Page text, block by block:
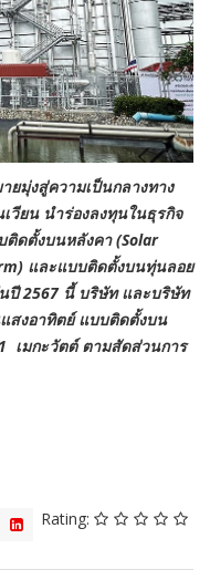
งสู่ความเป็นกลางทาง
วียน นำร่องลงทุนในธุรกิจ
ดตั้งบนหลังคา (Solar
และแบบติดตั้งบนทุ่นลอย
ปี 2567 นี้ บริษัท และบริษัท
สงอาทิตย์ แบบติดตั้งบน
เมกะวัตต์ ตามสัดส่วนการ
Rating: